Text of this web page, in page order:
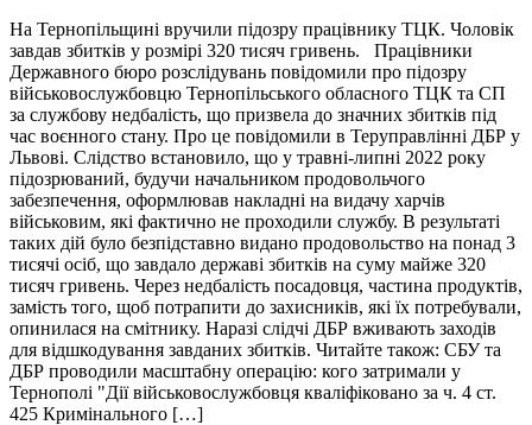
На Тернопільщині вручили підозру працівнику ТЦК. Чоловік
завдав збитків у розмірі 320 тисяч гривень. Працівники
Державного бюро розслідувань повідомили про підозру
військовослужбовцю Тернопільського обласного ТЦК та СП
за службову недбалість, що призвела до значних збитків під
час воєнного стану. Про це повідомили в Теруправлінні ДБР у
Львові. Слідство встановило, що у травні-липні 2022 року
підозрюваний, будучи начальником продовольчого
забезпечення, оформлював накладні на видачу харчів
військовим, які фактично не проходили службу. В результаті
таких дій було безпідставно видано продовольство на понад 3
тисячі осіб, що завдало державі збитків на суму майже 320
тисяч гривень. Через недбалість посадовця, частина продуктів,
замість того, щоб потрапити до захисників, які їх потребували,
опинилася на смітнику. Наразі слідчі ДБР вживають заходів
для відшкодування завданих збитків. Читайте також: СБУ та
ДБР проводили масштабну операцію: кого затримали у
Тернополі "Дії військовослужбовця кваліфіковано за ч. 4 ст.
425 Кримінального […]